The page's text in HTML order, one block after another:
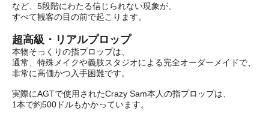
など、5段階にわたる信じられない現象が、
すべて観客の目の前で起こります。
超高級・リアルプロップ
本物そっくりの指プロップは、
通常、特殊メイクや義肢スタジオによる完全オーダーメイドで、
非常に高価かつ入手困難です。
実際にAGTで使用されたCrazy Sam本人の指プロップは、
1本で約500ドルもかかっています。